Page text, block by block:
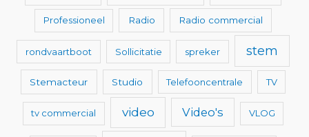
Professioneel Radio Radio commercial
rondvaartboot Sollicitatie spreker stem
Stemacteur Studio Telefooncentrale TV
tv commercial video Video's VLOG